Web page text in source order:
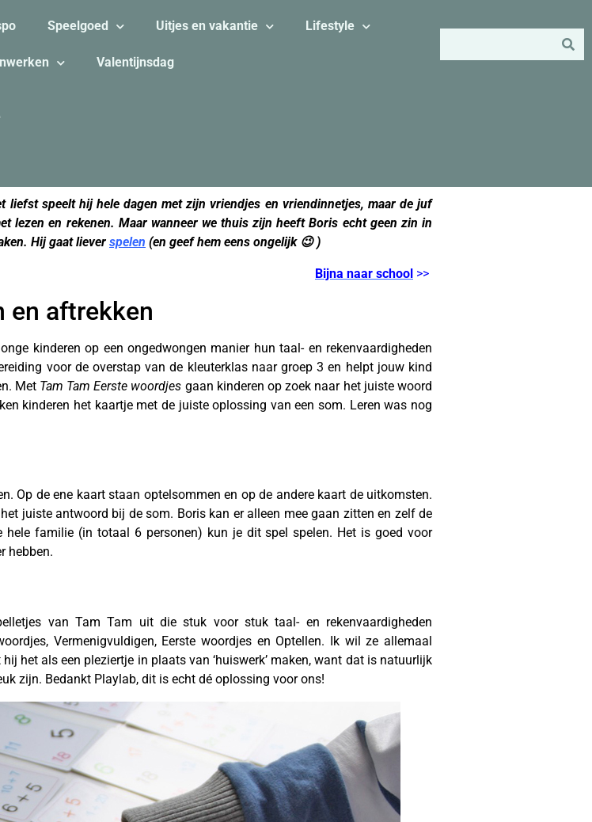
Speelgoed Uitjes en vakantie Lifestyle
Valentijnsdag
speelt hij hele dagen met zijn vriendjes en vriendinnetjes, maar de juf
lezen en rekenen. Maar wanneer we thuis zijn heeft Boris echt geen zin in
Hij gaat liever spelen (en geef hem eens ongelijk 😉 )
Bijna naar school >>
en aftrekken
kinderen op een ongedwongen manier hun taal- en rekenvaardigheden
voor de overstap van de kleuterklas naar groep 3 en helpt jouw kind
Met Tam Tam Eerste woordjes gaan kinderen op zoek naar het juiste woord
kinderen het kaartje met de juiste oplossing van een som. Leren was nog
Op de ene kaart staan optelsommen en op de andere kaart de uitkomsten.
juiste antwoord bij de som. Boris kan er alleen mee gaan zitten en zelf de
familie (in totaal 6 personen) kun je dit spel spelen. Het is goed voor
hebben.
van Tam Tam uit die stuk voor stuk taal- en rekenvaardigheden
Vermenigvuldigen, Eerste woordjes en Optellen. Ik wil ze allemaal
het als een pleziertje in plaats van ‘huiswerk’ maken, want dat is natuurlijk
zijn. Bedankt Playlab, dit is echt dé oplossing voor ons!